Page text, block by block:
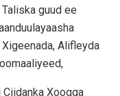
guud ee
Alifleyda
Ciidanka Xoogga